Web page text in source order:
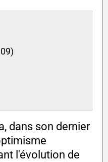
dans son dernier
l'évolution de